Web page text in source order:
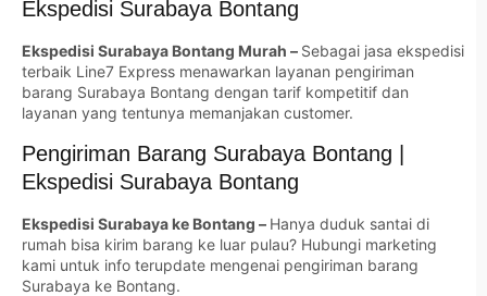
Ekspedisi Surabaya Bontang
Ekspedisi Surabaya Bontang Murah – Sebagai jasa ekspedisi
terbaik Line7 Express menawarkan layanan pengiriman
barang Surabaya Bontang dengan tarif kompetitif dan
layanan yang tentunya memanjakan customer.
Pengiriman Barang Surabaya Bontang |
Ekspedisi Surabaya Bontang
Ekspedisi Surabaya ke Bontang – Hanya duduk santai di
rumah bisa kirim barang ke luar pulau? Hubungi marketing
kami untuk info terupdate mengenai pengiriman barang
Surabaya ke Bontang.